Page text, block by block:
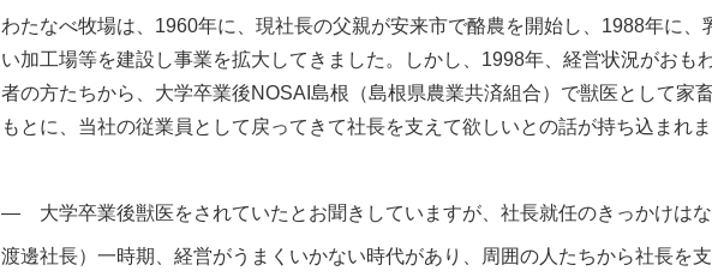
わたなべ牧場は、 1960年に、現社長の父親が安来市で酪農を開始し、 1988年に、
い加工場等を建設し事業を拡大してきました。しかし、 1998年、経営状況がおも
者の方たちから、大学卒業後NOSAI 島根（島根県農業共済組合）で獣医として家
もとに、当社の従業員として戻ってきて社長を支えて欲しいとの話が持ち込まれ
― 大学卒業後獣医をされていたとお聞きしていますが、社長就任のきっかけは
渡邊社長）一時期、経営がうまくいかない時代があり、周囲の人たちから社長を